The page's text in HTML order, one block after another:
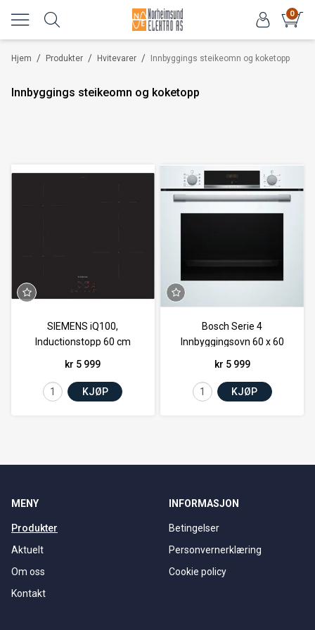
0
/
Hjem /
Produkter /
Hvitevarer Innbyggings steikeomn og koketopp
Innbyggings steikeomn og koketopp
SIEMENS iQ100,
Inductionstopp 60 cm
kr 5 999
KJØP
Bosch Serie 4
Innbyggingsovn 60 x 60
kr 5 999
KJØP
MENY
Produkter
Aktuelt
Om oss
Kontakt
INFORMASJON
Betingelser
Personvernerklæring
Cookie policy